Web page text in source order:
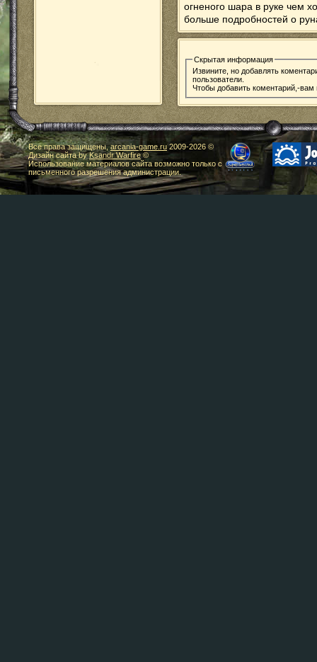
огненого шара в руке чем
больше подробностей о
Скрытая информация
Извините, но добавлять
пользователи.
Чтобы добавить коментарий,-
Все права защищены,arcania-game.ru2009-2026 ©
Дизайн сайта byKsandr Warfire©
Использование материалов сайта возможно только с
письменного разрешения администрации.